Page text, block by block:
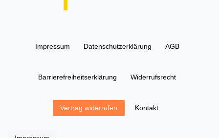
Impressum Daten­schutz­erklärung AGB
Barrierefreiheitserklärung Widerrufs­recht
Vertrag widerrufen Kontakt